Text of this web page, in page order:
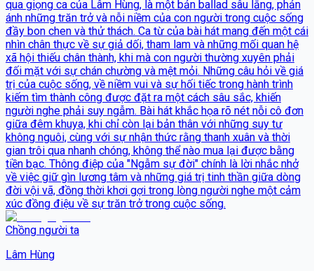
qua giọng ca của Lâm Hùng, là một bản ballad sâu lắng, phản
ánh những trăn trở và nỗi niềm của con người trong cuộc sống
đầy bon chen và thử thách. Ca từ của bài hát mang đến một cái
nhìn chân thực về sự giả dối, tham lam và những mối quan hệ
xã hội thiếu chân thành, khi mà con người thường xuyên phải
đối mặt với sự chán chường và mệt mỏi. Những câu hỏi về giá
trị của cuộc sống, về niềm vui và sự hối tiếc trong hành trình
kiếm tìm thành công được đặt ra một cách sâu sắc, khiến
người nghe phải suy ngẫm. Bài hát khắc họa rõ nét nỗi cô đơn
giữa đêm khuya, khi chỉ còn lại bản thân với những suy tư
không nguôi, cùng với sự nhận thức rằng thanh xuân và thời
gian trôi qua nhanh chóng, không thể nào mua lại được bằng
tiền bạc. Thông điệp của "Ngẫm sự đời" chính là lời nhắc nhở
về việc giữ gìn lương tâm và những giá trị tinh thần giữa dòng
đời vội vã, đồng thời khơi gợi trong lòng người nghe một cảm
xúc đồng điệu về sự trăn trở trong cuộc sống.
Chồng người ta
Lâm Hùng